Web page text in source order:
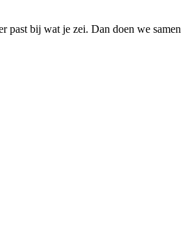
past bij wat je zei. Dan doen we samen